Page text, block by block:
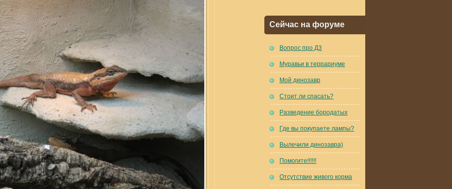
Сейчас на форуме
Вопрос про Д3
Муравьи в террариуме
Мой динозавр
Стоит ли спасать?
Разведение бородатых
Где вы покупаете лампы?
Вылечили динозавра)
Помогите!!!!!!
Отсутствие живого корма